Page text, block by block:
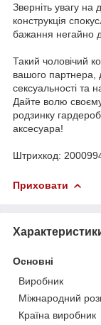
Зверніть увагу на
конструкція
бажання негайно
Такий чоловічий
вашого партнера,
сексуальності та
Дайте волю
родзинку
аксесуара!
Штрихкод:
Приховати
Основні
Виробник
Міжнародний
Країна виробник